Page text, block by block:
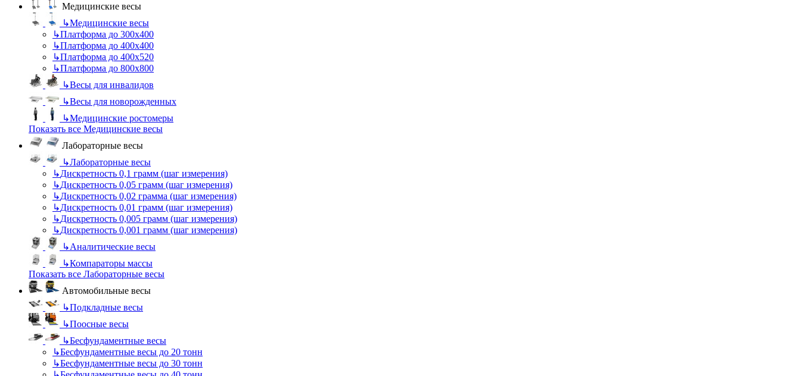
Медицинские весы
↳Медицинские весы
↳Платформа до 300х400
↳Платформа до 400х400
↳Платформа до 400х520
↳Платформа до 800х800
↳Весы для инвалидов
↳Весы для новорожденных
↳Медицинские ростомеры
Показать все Медицинские весы
Лабораторные весы
↳Лабораторные весы
↳Дискретность 0,1 грамм (шаг измерения)
↳Дискретность 0,05 грамм (шаг измерения)
↳Дискретность 0,02 грамма (шаг измерения)
↳Дискретность 0,01 грамм (шаг измерения)
↳Дискретность 0,005 грамм (шаг измерения)
↳Дискретность 0,001 грамм (шаг измерения)
↳Аналитические весы
↳Компараторы массы
Показать все Лабораторные весы
Автомобильные весы
↳Подкладные весы
↳Поосные весы
↳Бесфундаментные весы
↳Бесфундаментные весы до 20 тонн
↳Бесфундаментные весы до 30 тонн